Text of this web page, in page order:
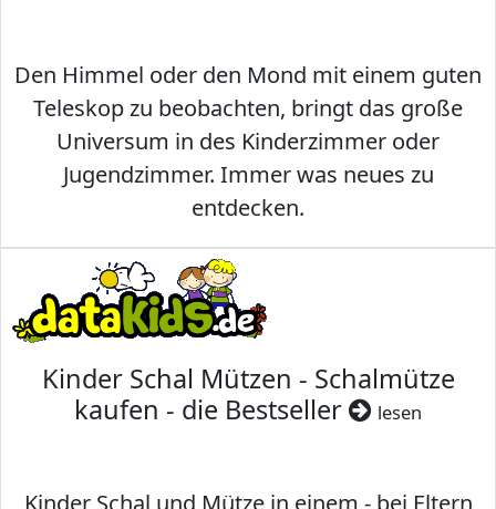
Den Himmel oder den Mond mit einem guten
Teleskop zu beobachten, bringt das große
Universum in des Kinderzimmer oder
Jugendzimmer. Immer was neues zu
entdecken.
Kinder Schal Mützen - Schalmütze
kaufen - die Bestseller
lesen
Kinder Schal und Mütze in einem - bei Eltern